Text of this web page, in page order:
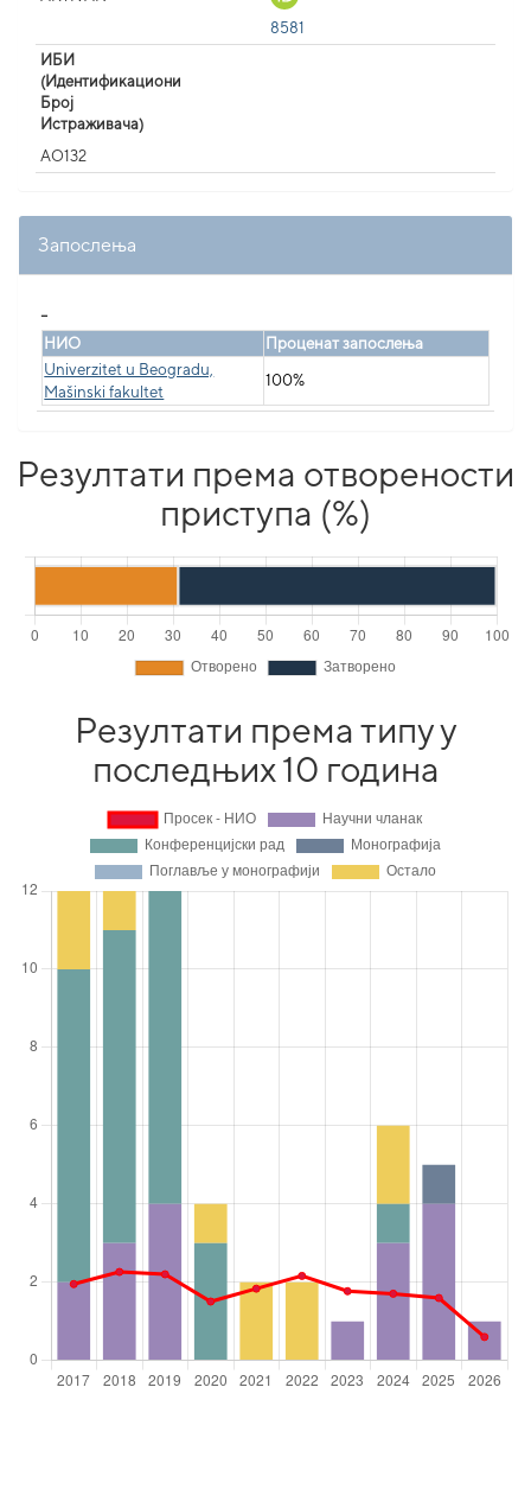
8581
ИБИ
(Идентификациони
Број
Истраживача)
AO132
Запослења
НИО
Проценат запослења
Univerzitet u Beogradu,
Mašinski fakultet
100%
Резултати према отворености
приступа (%)
Резултати према типу у
последњих 10 година